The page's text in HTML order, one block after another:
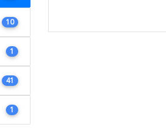
10
1
41
1